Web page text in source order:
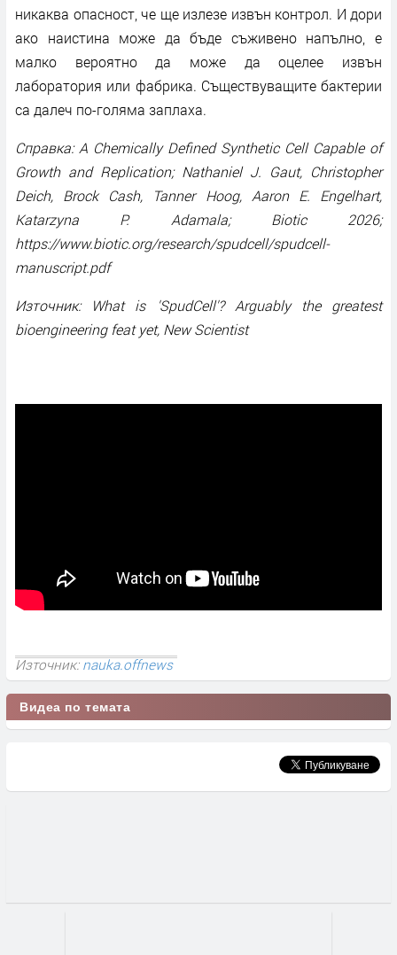
никаква опасност, че ще излезе извън контрол. И дори
ако наистина може да бъде съживено напълно, е
малко вероятно да може да оцелее извън
лаборатория или фабрика. Съществуващите бактерии
са далеч по-голяма заплаха.
Справка: A Chemically Defined Synthetic Cell Capable of
Growth and Replication; Nathaniel J. Gaut, Christopher
Deich, Brock Cash, Tanner Hoog, Aaron E. Engelhart,
Katarzyna P. Adamala; Biotic 2026;
https://www.biotic.org/research/spudcell/spudcell-
manuscript.pdf
Източник: What is 'SpudCell'? Arguably the greatest
bioengineering feat yet, New Scientist
Източник:nauka.offnews
Видеа по темата